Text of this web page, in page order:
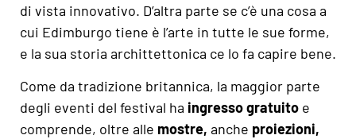
di vista innovativo. D’altra parte se c’è una cosa a
cui Edimburgo tiene è l’arte in tutte le sue forme,
e la sua storia archittettonica ce lo fa capire bene.
Come da tradizione britannica, la maggior parte
degli eventi del festival ha ingresso gratuito e
comprende, oltre alle mostre, anche proiezioni,